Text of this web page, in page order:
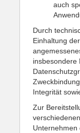
auch
Durch
Einhaltung
insbesondere
Integrität
Zur
Unternehmen